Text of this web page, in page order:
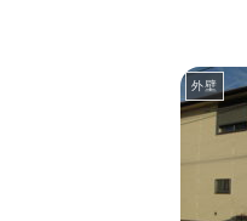
外壁